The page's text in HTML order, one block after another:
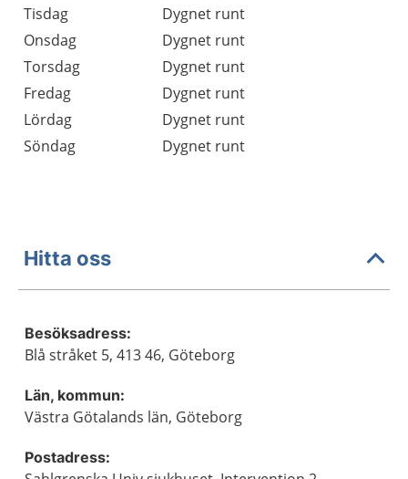
Tisdag
Dygnet runt
Onsdag
Dygnet runt
Torsdag
Dygnet runt
Fredag
Dygnet runt
Lördag
Dygnet runt
Söndag
Dygnet runt
Hitta oss
Besöksadress:
Blå stråket 5, 413 46, Göteborg
Län, kommun:
Västra Götalands län, Göteborg
Postadress: